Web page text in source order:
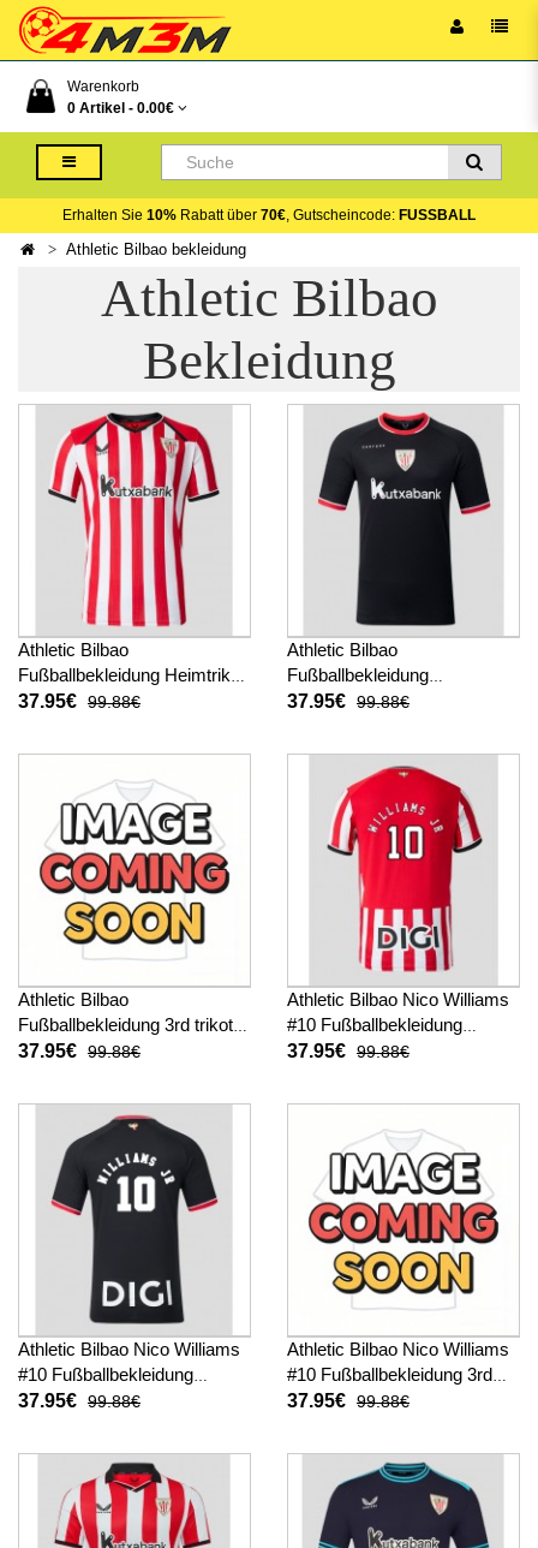
Warenkorb
0 Artikel - 0.00€
Erhalten Sie 10% Rabatt über 70€, Gutscheincode: FUSSBALL
Athletic Bilbao bekleidung
Athletic Bilbao
Bekleidung
Athletic Bilbao
Fußballbekleidung Heimtrikot
2026-27 Kurzarm
37.95€ 99.88€
Athletic Bilbao
Fußballbekleidung
Auswärtstrikot 2026-27
37.95€ 99.88€
Athletic Bilbao
Fußballbekleidung 3rd trikot
2026-27 Kurzarm
37.95€ 99.88€
Athletic Bilbao Nico Williams
#10 Fußballbekleidung
Heimtrikot 2026-27 Kurzarm
37.95€ 99.88€
Athletic Bilbao Nico Williams
#10 Fußballbekleidung
Auswärtstrikot 2026-27
37.95€ 99.88€
Athletic Bilbao Nico Williams
#10 Fußballbekleidung 3rd
trikot 2026-27 Kurzarm
37.95€ 99.88€